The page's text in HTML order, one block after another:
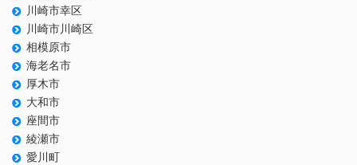
川崎市幸区
川崎市川崎区
相模原市
海老名市
厚木市
大和市
座間市
綾瀬市
愛川町